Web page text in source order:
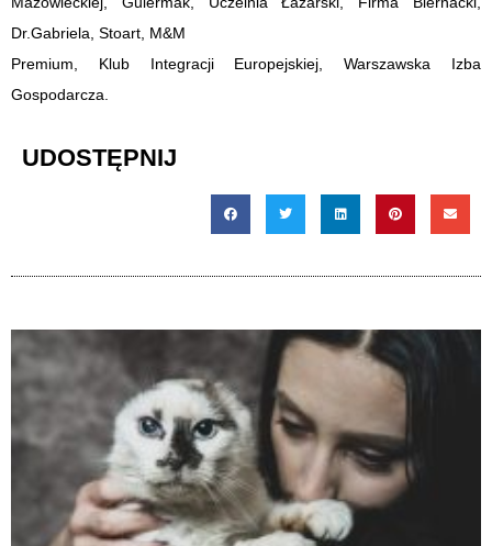
Dr.Gabriela, Stoart, M&M
Premium, Klub Integracji Europejskiej, Warszawska Izba
Gospodarcza.
UDOSTĘPNIJ